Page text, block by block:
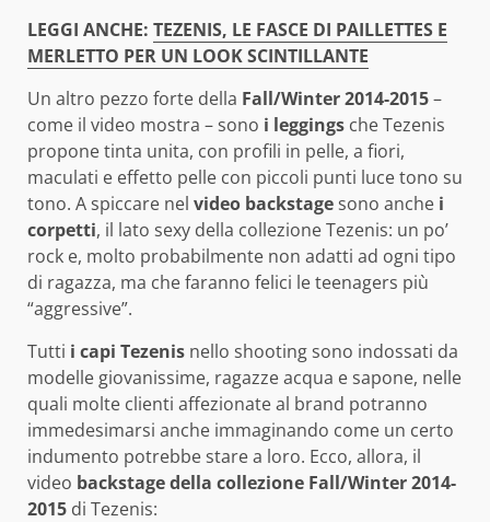
LEGGI ANCHE: TEZENIS, LE FASCE DI PAILLETTES E
MERLETTO PER UN LOOK SCINTILLANTE
Un altro pezzo forte della Fall/Winter 2014-2015–
come il video mostra – sono i leggings che Tezenis
propone tinta unita, con profili in pelle, a fiori,
maculati e effetto pelle con piccoli punti luce tono su
tono. A spiccare nel video backstagesono anche i
corpetti, il lato sexy della collezione Tezenis: un po’
rock e, molto probabilmente non adatti ad ogni tipo
di ragazza, ma che faranno felici le teenagers più
“aggressive”.
Tutti i capi Tezenis nello shooting sono indossati da
modelle giovanissime, ragazze acqua e sapone, nelle
quali molte clienti affezionate al brand potranno
immedesimarsi anche immaginando come un certo
indumento potrebbe stare a loro. Ecco, allora, il
video backstage della collezione Fall/Winter 2014-
2015 di Tezenis: